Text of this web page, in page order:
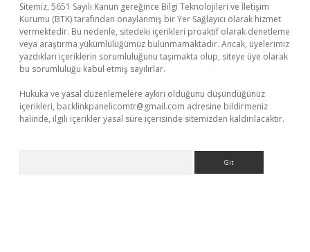
Sitemiz, 5651 Sayılı Kanun gereğince Bilgi Teknolojileri ve İletişim
Kurumu (BTK) tarafından onaylanmış bir Yer Sağlayıcı olarak hizmet
vermektedir. Bu nedenle, sitedeki içerikleri proaktif olarak denetleme
veya araştırma yükümlülüğümüz bulunmamaktadır. Ancak, üyelerimiz
yazdıkları içeriklerin sorumluluğunu taşımakta olup, siteye üye olarak
bu sorumluluğu kabul etmiş sayılırlar.
Hukuka ve yasal düzenlemelere aykırı olduğunu düşündüğünüz
içerikleri, backlinkpanelicomtr@gmail.com adresine bildirmeniz
halinde, ilgili içerikler yasal süre içerisinde sitemizden kaldırılacaktır.